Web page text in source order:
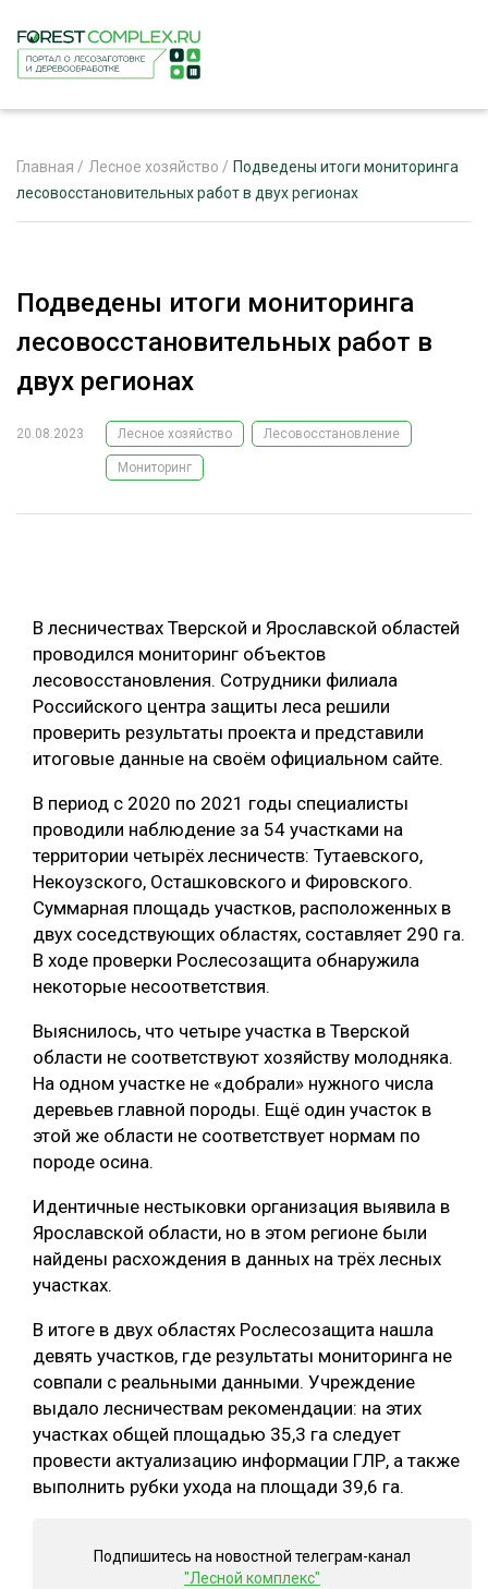
РЕКЛАМОДАТЕЛЯМ
ЛЕСНОЕ ХОЗЯЙСТВО
ЛЕСОЗАГОТОВКА
ОБРАБОТКА ДРЕВЕСИНЫ
ЛЕСОВОССТАНОВЛЕНИЕ И ЗАЩИТА
ЛОГИСТИКА
ПРОИЗВОДСТВО ДРЕВЕСНЫХ ПЛИТ
ЦБП
КОМПЛЕКСНАЯ ПЕРЕРАБОТКА
ЛЕСОПИЛЕНИЕ
ДЕРЕВЯННОЕ ДОМОСТРОЕНИЕ
БЕЗОПАСНОЕ ПРОИЗВОДСТВО
СОРТИРОВКА ДРЕВЕСИНЫ
МЕБЕЛЬНОЕ ПРОИЗВОДСТВО
ТЕМАТИЧЕСКИЕ ПРОЕКТЫ
ПОДБОРКИ СТАТЕЙ
ЭКСПЕРТНОЕ МНЕНИЕ
Главная / Лесное хозяйство / Подведены итоги мониторинга
лесовосстановительных работ в двух регионах
Подведены итоги мониторинга
лесовосстановительных работ в
двух регионах
20.08.2023 Лесное хозяйство Лесовосстановление
Мониторинг
В лесничествах Тверской и Ярославской областей
проводился мониторинг объектов
лесовосстановления. Сотрудники филиала
Российского центра защиты леса решили
проверить результаты проекта и представили
итоговые данные на своём официальном сайте.
В период с 2020 по 2021 годы специалисты
проводили наблюдение за 54 участками на
территории четырёх лесничеств: Тутаевского,
Некоузского, Осташковского и Фировского.
Суммарная площадь участков, расположенных в
двух соседствующих областях, составляет 290 га.
В ходе проверки Рослесозащита обнаружила
некоторые несоответствия.
Выяснилось, что четыре участка в Тверской
области не соответствуют хозяйству молодняка.
На одном участке не «добрали» нужного числа
деревьев главной породы. Ещё один участок в
этой же области не соответствует нормам по
породе осина.
Идентичные нестыковки организация выявила в
Ярославской области, но в этом регионе были
найдены расхождения в данных на трёх лесных
участках.
В итоге в двух областях Рослесозащита нашла
девять участков, где результаты мониторинга не
совпали с реальными данными. Учреждение
выдало лесничествам рекомендации: на этих
участках общей площадью 35,3 га следует
провести актуализацию информации ГЛР, а также
выполнить рубки ухода на площади 39,6 га.
Подпишитесь на новостной телеграм-канал
"Лесной комплекс"